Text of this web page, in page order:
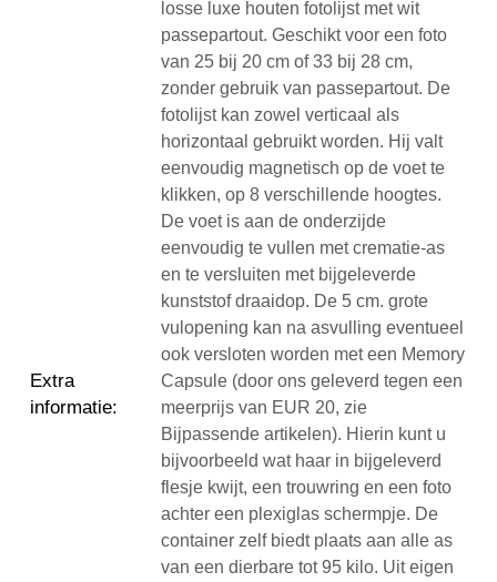
Extra
informatie:
losse luxe houten fotolijst met wit
passepartout. Geschikt voor een foto
van 25 bij 20 cm of 33 bij 28 cm,
zonder gebruik van passepartout. De
fotolijst kan zowel verticaal als
horizontaal gebruikt worden. Hij valt
eenvoudig magnetisch op de voet te
klikken, op 8 verschillende hoogtes.
De voet is aan de onderzijde
eenvoudig te vullen met crematie-as
en te versluiten met bijgeleverde
kunststof draaidop. De 5 cm. grote
vulopening kan na asvulling eventueel
ook versloten worden met een Memory
Capsule (door ons geleverd tegen een
meerprijs van EUR 20, zie
Bijpassende artikelen). Hierin kunt u
bijvoorbeeld wat haar in bijgeleverd
flesje kwijt, een trouwring en een foto
achter een plexiglas schermpje. De
container zelf biedt plaats aan alle as
van een dierbare tot 95 kilo. Uit eigen